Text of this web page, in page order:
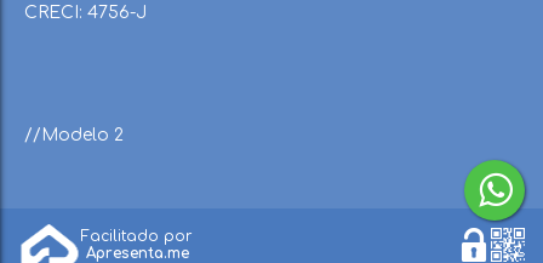
CRECI: 4756-J
//Modelo 2